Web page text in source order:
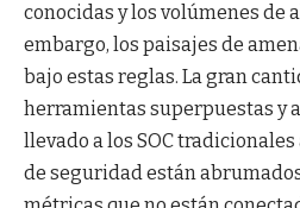
conocidas y los volúmenes de
embargo, los paisajes de
bajo estas reglas. La gran
herramientas superpuestas y
llevado a los SOC
de seguridad están